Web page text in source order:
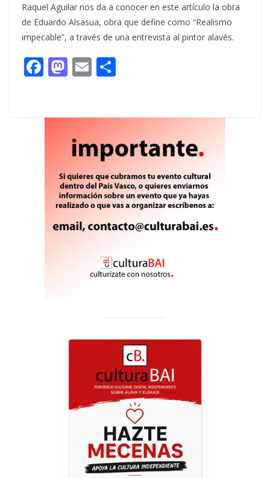
Raquel Aguilar nos da a conocer en este artículo la obra
de Eduardo Alsasua, obra que define como “Realismo
impecable”, a través de una entrevista al pintor alavés.
F
b
M
d
o
n
E
l p
ar
ti
r